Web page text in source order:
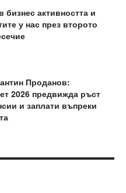
бизнес активността и
у нас през второто
Проданов:
2026 предвижда ръст
и заплати въпреки